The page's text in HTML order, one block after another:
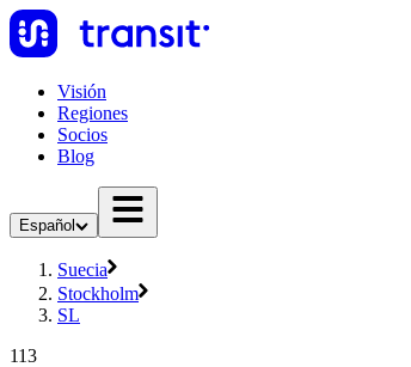
Visión
Regiones
Socios
Blog
Español
Suecia
Stockholm
SL
113